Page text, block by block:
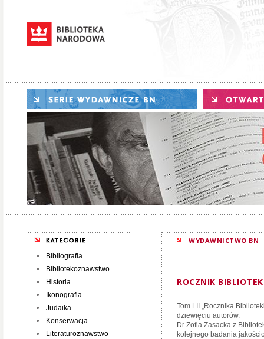
Bibliografia
Bibliotekoznawstwo
Historia
Ikonografia
Judaika
Konserwacja
Literaturoznawstwo
WYDAWNICTWO BN
ROCZNIK
Tom LII „Rocznika
dziewięciu autorów.
Dr Zofia Zasacka z
kolejnego badania